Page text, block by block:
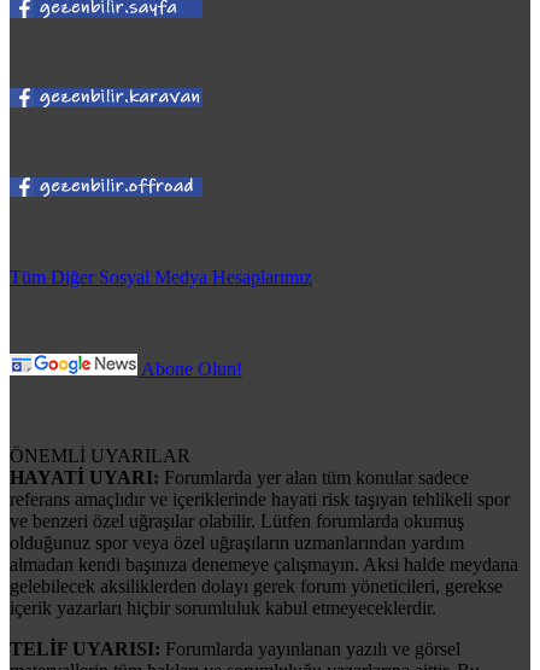
Tüm Diğer Sosyal Medya Hesaplarımız
Abone Olun!
ÖNEMLİ UYARILAR
HAYATİ UYARI: Forumlarda yer alan tüm konular sadece
referans amaçlıdır ve içeriklerinde hayati risk taşıyan tehlikeli spor
ve benzeri özel uğraşılar olabilir. Lütfen forumlarda okumuş
olduğunuz spor veya özel uğraşıların uzmanlarından yardım
almadan kendi başınıza denemeye çalışmayın. Aksi halde meydana
gelebilecek aksiliklerden dolayı gerek forum yöneticileri, gerekse
içerik yazarları hiçbir sorumluluk kabul etmeyeceklerdir.
TELİF UYARISI: Forumlarda yayınlanan yazılı ve görsel